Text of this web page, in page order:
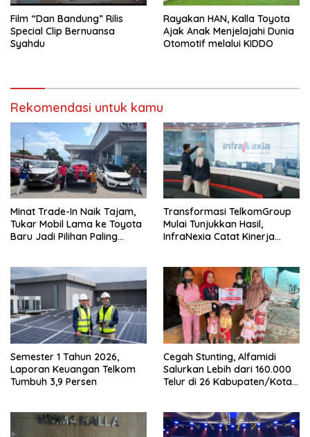
Film “Dan Bandung” Rilis
Special Clip Bernuansa
Syahdu
Rayakan HAN, Kalla Toyota
Ajak Anak Menjelajahi Dunia
Otomotif melalui KIDDO
Rekomendasi untuk kamu
Minat Trade-In Naik Tajam,
Tukar Mobil Lama ke Toyota
Baru Jadi Pilihan Paling
Transformasi TelkomGroup
Mulai Tunjukkan Hasil,
InfraNexia Catat Kinerja
Semester 1 Tahun 2026,
Laporan Keuangan Telkom
Tumbuh 3,9 Persen
Cegah Stunting, Alfamidi
Salurkan Lebih dari 160.000
Telur di 26 Kabupaten/Kota